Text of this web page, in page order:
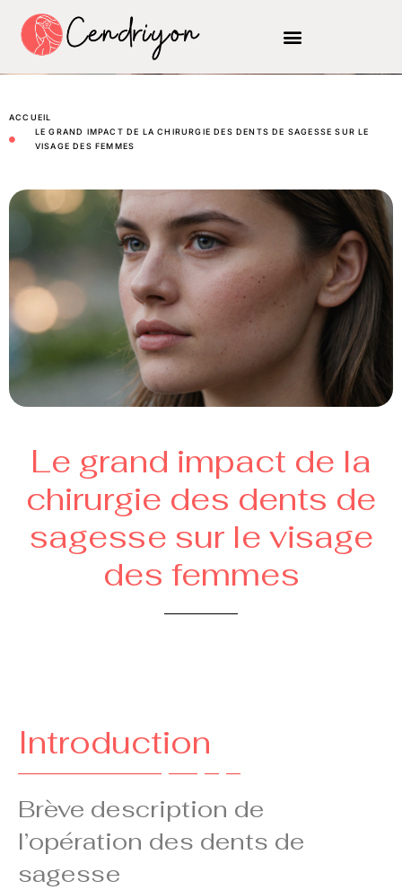
ACCUEIL
LE GRAND IMPACT DE LA CHIRURGIE DES DENTS DE SAGESSE SUR LE
VISAGE DES FEMMES
Le grand impact de la
chirurgie des dents de
sagesse sur le visage
des femmes
Introduction
Brève description de
l’opération des dents de
sagesse